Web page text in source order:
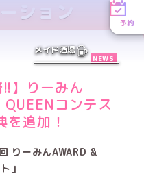
予約
メイド酒場
ション
NEWS
!!】りーみん
コンテス
を追加！
りーみんAWARD &
」